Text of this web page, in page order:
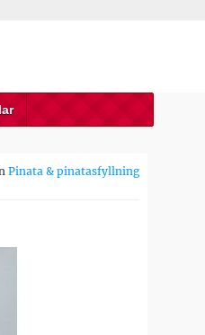
Pinata & pinatasfyllning